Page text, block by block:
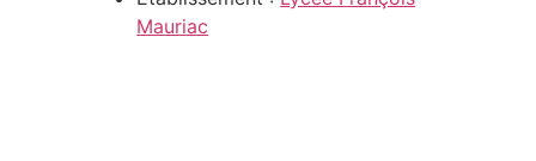
Mauriac